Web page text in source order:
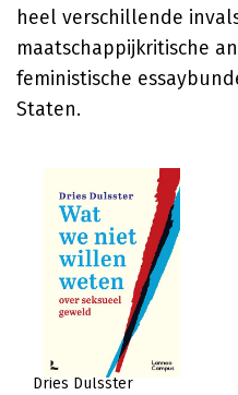
heel verschillende
maatschappijkritische
feministische
Staten.
Dries Dulsster